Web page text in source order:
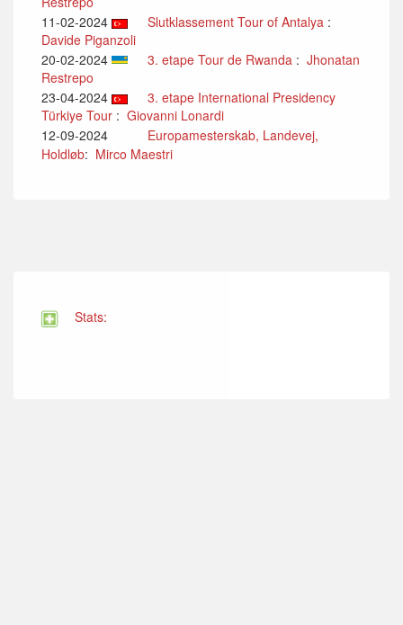
11-02-2024
Slutklassement Tour of Antalya :
Davide Piganzoli
20-02-2024
3. etape Tour de Rwanda : Jhonatan
Restrepo
23-04-2024
3. etape International Presidency
Türkiye Tour : Giovanni Lonardi
12-09-2024
Europamesterskab, Landevej,
Holdløb: Mirco Maestri
Stats: